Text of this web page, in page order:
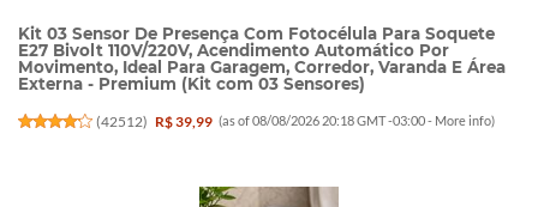
Kit 03 Sensor De Presença Com Fotocélula Para Soquete
E27 Bivolt 110V/220V, Acendimento Automático Por
Movimento, Ideal Para Garagem, Corredor, Varanda E Área
Externa - Premium (Kit com 03 Sensores)
(42512) R$ 39,99 (as of 08/08/2026 20:18 GMT -03:00 - More info)